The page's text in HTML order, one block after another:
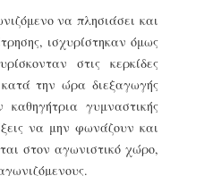
να πλησιάσει και
ισχυρίστηκαν όμως
στις κερκίδες
την ώρα διεξαγωγής
γυμναστικής
να μην φωνάζουν και
στον αγωνιστικό χώρο,
αστυνομίας».
των
Αστυνομικών